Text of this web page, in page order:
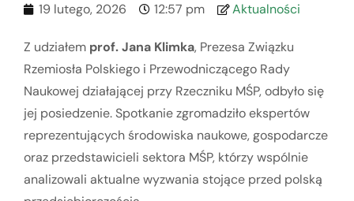
19 lutego, 2026 12:57 pm Aktualności
Z udziałem prof. Jana Klimka, Prezesa Związku
Rzemiosła Polskiego i Przewodniczącego Rady
Naukowej działającej przy Rzeczniku MŚP, odbyło się
jej posiedzenie. Spotkanie zgromadziło ekspertów
reprezentujących środowiska naukowe, gospodarcze
oraz przedstawicieli sektora MŚP, którzy wspólnie
analizowali aktualne wyzwania stojące przed polską